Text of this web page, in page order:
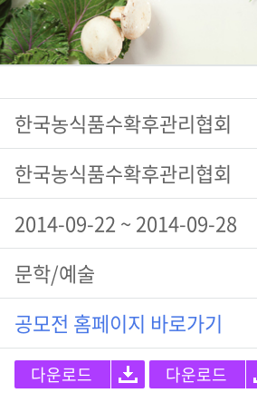
한국농식품수확후관리협회
한국농식품수확후관리협회
2014-09-22 ~ 2014-09-28
문학/예술
공모전 홈페이지 바로가기
다운로드 다운로드